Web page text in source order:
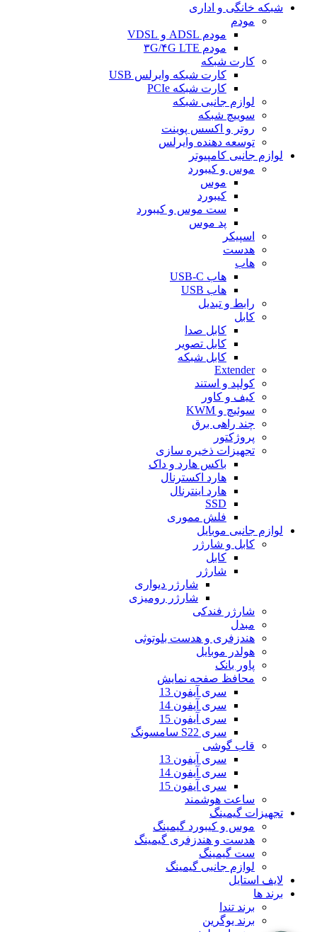
شبکه خانگی و اداری
مودم
مودم ADSL و VDSL
مودم ۳G/۴G LTE
کارت شبکه
کارت شبکه وایرلس USB
کارت شبکه PCIe
لوازم جانبی شبکه
سوییچ شبکه
روتر و اکسس پوینت
توسعه دهنده وایرلس
لوازم جانبی کامپیوتر
موس و کیبورد
موس
کیبورد
ست موس و کیبورد
پد موس
اسپیکر
هدست
هاب
هاب USB-C
هاب USB
رابط و تبدیل
کابل
کابل صدا
کابل تصویر
کابل شبکه
Extender
کولپد و استند
کیف و کاور
سوئیچ و KWM
چند راهی برق
پروژکتور
تجهیزات ذخیره سازی
باکس هارد و داک
هارد اکسترنال
هارد اینترنال
SSD
فلش مموری
لوازم جانبی موبایل
کابل و شارژر
کابل
شارژر
شارژر دیواری
شارژر رومیزی
شارژر فندکی
مبدل
هندزفری و هدست بلوتوثی
هولدر موبایل
پاور بانک
محافظ صفحه نمایش
سری آیفون 13
سری آیفون 14
سری آیفون 15
سری S22 سامسونگ
قاب گوشی
سری آیفون 13
سری آیفون 14
سری آیفون 15
ساعت هوشمند
تجهیزات گیمینگ
موس و کیبورد گیمینگ
هدست و هندزفری گیمینگ
ست گیمینگ
لوازم جانبی گیمینگ
لایف استایل
برند ها
برند تندا
برند یوگرین